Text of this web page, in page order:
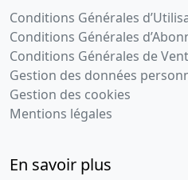
Conditions Générales
Conditions Générales
Conditions Générales de
Gestion des données
Gestion des cookies
Mentions légales
En savoir plus